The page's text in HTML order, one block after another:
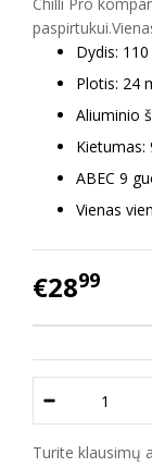
Dydis:
Plotis: 24
Aliuminio
Kietumas:
ABEC 9
Vienas
€2899
Turite klausimų